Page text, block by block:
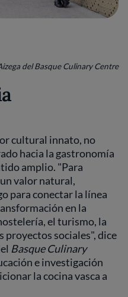
del Basque Culinary Centre
cultural innato, no
hacia la gastronomía
amplio. "Para
valor natural,
para conectar la línea
en la
el turismo, la
proyectos sociales", dice
Basque Culinary
e investigación
la cocina vasca a